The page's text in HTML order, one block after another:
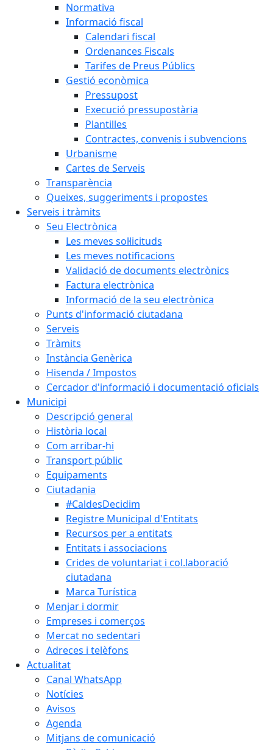
Normativa
Informació fiscal
Calendari fiscal
Ordenances Fiscals
Tarifes de Preus Públics
Gestió econòmica
Pressupost
Execució pressupostària
Plantilles
Contractes, convenis i subvencions
Urbanisme
Cartes de Serveis
Transparència
Queixes, suggeriments i propostes
Serveis i tràmits
Seu Electrònica
Les meves sol·licituds
Les meves notificacions
Validació de documents electrònics
Factura electrònica
Informació de la seu electrònica
Punts d'informació ciutadana
Serveis
Tràmits
Instància Genèrica
Hisenda / Impostos
Cercador d'informació i documentació oficials
Municipi
Descripció general
Història local
Com arribar-hi
Transport públic
Equipaments
Ciutadania
#CaldesDecidim
Registre Municipal d'Entitats
Recursos per a entitats
Entitats i associacions
Crides de voluntariat i col.laboració
ciutadana
Marca Turística
Menjar i dormir
Empreses i comerços
Mercat no sedentari
Adreces i telèfons
Actualitat
Canal WhatsApp
Notícies
Avisos
Agenda
Mitjans de comunicació